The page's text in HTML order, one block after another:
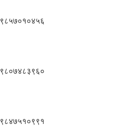
९८५७०१०४५६
९८०७४८३९६०
९८४७५१०९९१